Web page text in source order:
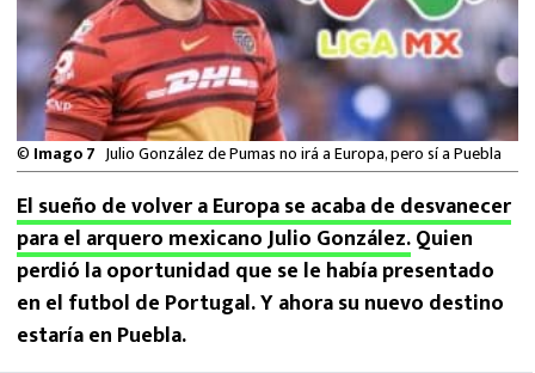
LIGA MX
NFL
© Imago 7 Julio González de Pumas no irá a Europa, pero sí a Puebla
El sueño de volver a Europa se acaba de desvanecer
para el arquero mexicano Julio González.Quien
perdió la oportunidad que se le había presentado
en el futbol de Portugal. Y ahora su nuevo destino
estaría en Puebla.